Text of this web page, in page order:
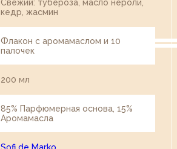
Свежий: тубероза, масло нероли,
кедр, жасмин
Флакон с аромамаслом и 10
палочек
200 мл
85% Парфюмерная основа, 15%
Аромамасла
Sofi de Marko